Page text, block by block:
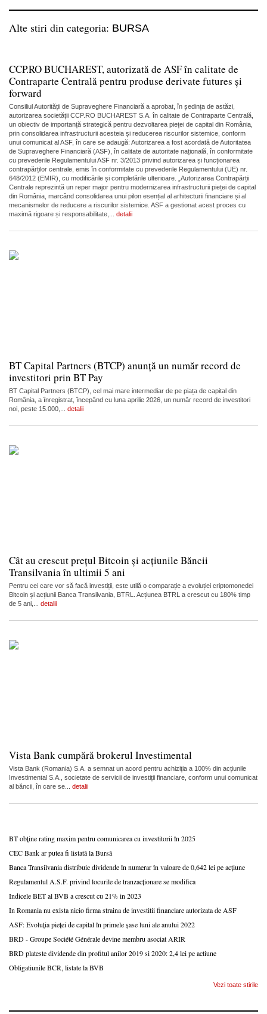
Alte stiri din categoria: BURSA
CCP.RO BUCHAREST, autorizată de ASF în calitate de
Contraparte Centrală pentru produse derivate futures și
forward
Consiliul Autorității de Supraveghere Financiară a aprobat, în ședința de astăzi,
autorizarea societății CCP.RO BUCHAREST S.A. în calitate de Contraparte Centrală,
un obiectiv de importanță strategică pentru dezvoltarea pieței de capital din România,
prin consolidarea infrastructurii acesteia și reducerea riscurilor sistemice, conform
unui comunicat al ASF, în care se adaugă: Autorizarea a fost acordată de Autoritatea
de Supraveghere Financiară (ASF), în calitate de autoritate națională, în conformitate
cu prevederile Regulamentului ASF nr. 3/2013 privind autorizarea și funcționarea
contrapărților centrale, emis în conformitate cu prevederile Regulamentului (UE) nr.
648/2012 (EMIR), cu modificările și completările ulterioare. „Autorizarea Contrapărții
Centrale reprezintă un reper major pentru modernizarea infrastructurii pieței de capital
din România, marcând consolidarea unui pilon esențial al arhitecturii financiare și al
mecanismelor de reducere a riscurilor sistemice. ASF a gestionat acest proces cu
maximă rigoare și responsabilitate,... detalii
BT Capital Partners (BTCP) anunță un număr record de
investitori prin BT Pay
BT Capital Partners (BTCP), cel mai mare intermediar de pe piața de capital din
România, a înregistrat, începând cu luna aprilie 2026, un număr record de investitori
noi, peste 15.000,... detalii
Cât au crescut prețul Bitcoin și acțiunile Băncii
Transilvania în ultimii 5 ani
Pentru cei care vor să facă investiții, este utilă o comparație a evoluției criptomonedei
Bitcoin și acțiunii Banca Transilvania, BTRL. Acțiunea BTRL a crescut cu 180% timp
de 5 ani,... detalii
Vista Bank cumpără brokerul Investimental
Vista Bank (Romania) S.A. a semnat un acord pentru achiziția a 100% din acțiunile
Investimental S.A., societate de servicii de investiții financiare, conform unui comunicat
al băncii, în care se... detalii
BT obține rating maxim pentru comunicarea cu investitorii în 2025
CEC Bank ar putea fi listată la Bursă
Banca Transilvania distribuie dividende în numerar în valoare de 0,642 lei pe acțiune
Regulamentul A.S.F. privind locurile de tranzacționare se modifica
Indicele BET al BVB a crescut cu 21% in 2023
In Romania nu exista nicio firma straina de investitii financiare autorizata de ASF
ASF: Evoluția pieței de capital în primele șase luni ale anului 2022
BRD - Groupe Société Générale devine membru asociat ARIR
BRD plateste dividende din profitul anilor 2019 si 2020: 2,4 lei pe actiune
Obligatiunile BCR, listate la BVB
Vezi toate stirile